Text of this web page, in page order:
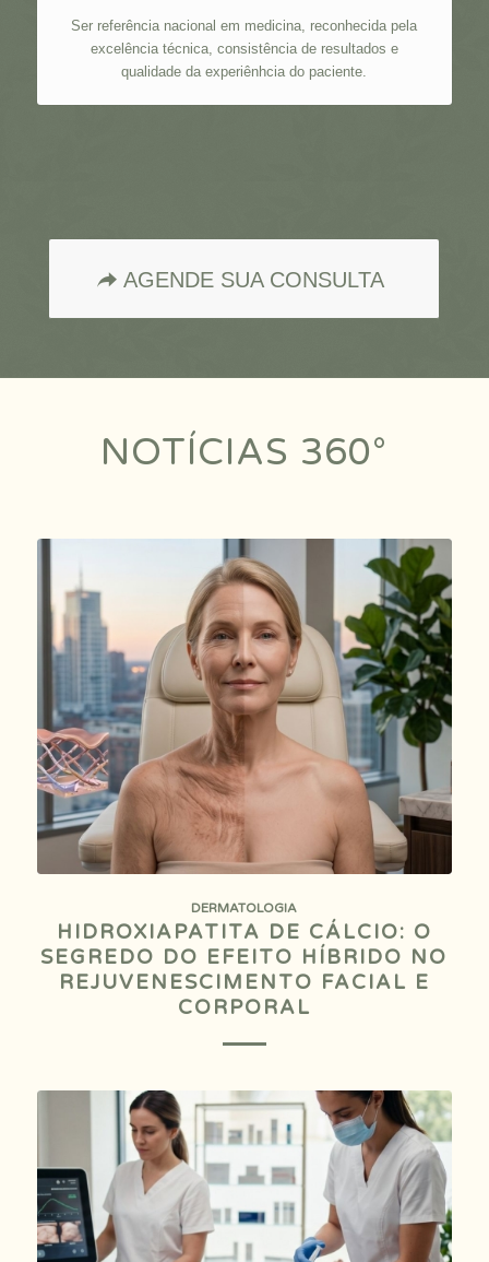
Ser referência nacional em medicina, reconhecida pela
excelência técnica, consistência de resultados e
qualidade da experiênhcia do paciente.
AGENDE SUA CONSULTA
NOTÍCIAS 360°
DERMATOLOGIA
HIDROXIAPATITA DE CÁLCIO: O
SEGREDO DO EFEITO HÍBRIDO NO
REJUVENESCIMENTO FACIAL E
CORPORAL